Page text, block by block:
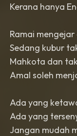
Kerana hanya
Ramai
Sedang kubur
Mahkota dan
Amal soleh
Ada yang
Ada yang
Jangan mudah